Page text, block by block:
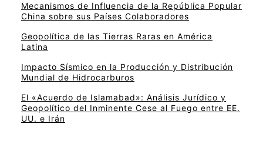
Mecanismos de Influencia de la República Popular
China sobre sus Países Colaboradores
Geopolítica de las Tierras Raras en América
Latina
Impacto Sísmico en la Producción y Distribución
Mundial de Hidrocarburos
El «Acuerdo de Islamabad»: Análisis Jurídico y
Geopolítico del Inminente Cese al Fuego entre EE.
UU. e Irán